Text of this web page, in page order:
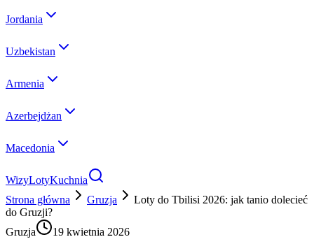
Jordania
Uzbekistan
Armenia
Azerbejdżan
Macedonia
WizyLotyKuchnia
Strona główna
Gruzja
Loty do Tbilisi 2026: jak tanio dolecieć
do Gruzji?
Gruzja
19 kwietnia 2026